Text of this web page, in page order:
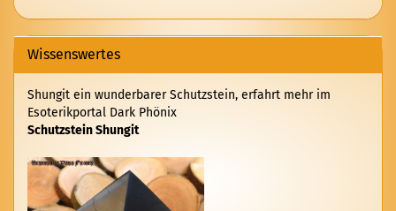
KATALOG
EIN.
Wissenswertes
Shungit ein wunderbarer Schutzstein, erfahrt mehr im
Esoterikportal Dark Phönix
Schutzstein Shungit